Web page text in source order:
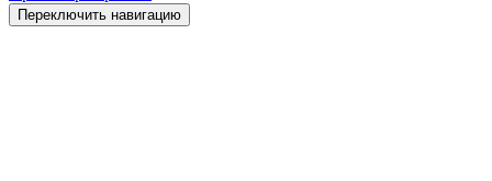
Переключить навигацию